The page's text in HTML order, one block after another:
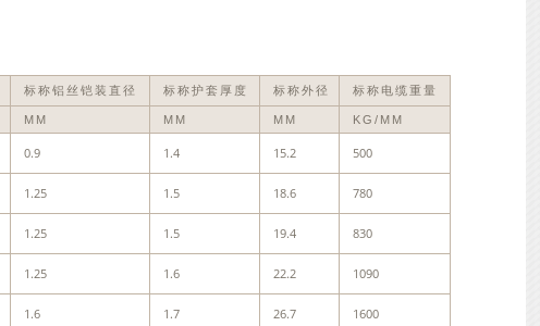
标称铝丝铠装直径 标称护套厚度 标称外径 标称电缆重量
MM MM MM KG/MM
0.9 1.4 15.2 500
1.25 1.5 18.6 780
1.25 1.5 19.4 830
1.25 1.6 22.2 1090
1.6 1.7 26.7 1600